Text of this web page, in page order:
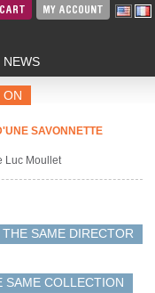
CART MY ACCOUNT
NEWS
ON
SAVONNETTE
Luc Moullet
SAME DIRECTOR
SAME COLLECTION